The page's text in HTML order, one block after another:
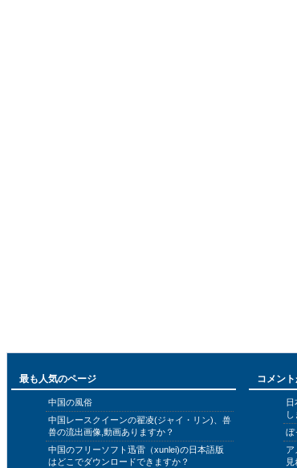
最も人気のページ
中国の風俗
中国レースクイーンの翟凌(ジャイ・リン)、兽
兽の流出画像,動画ありますか？
中国のフリーソフト迅雷（xunlei)の日本語版
はどこでダウンロードできますか？
コメン
し
ぼ
ア